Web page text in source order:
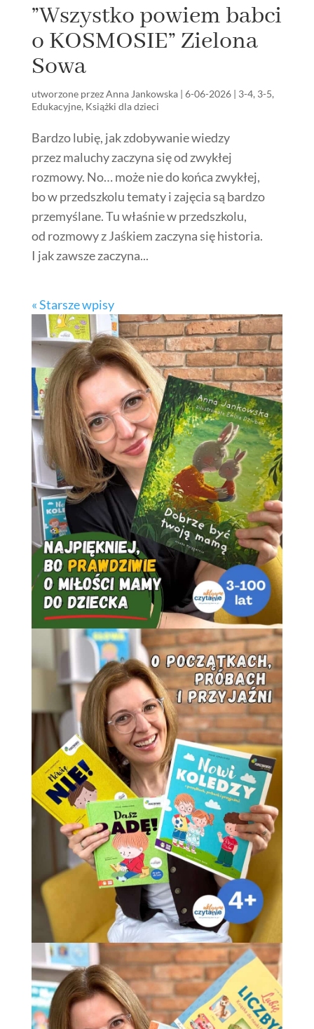
”Wszystko powiem babci
o KOSMOSIE” Zielona
Sowa
utworzone przezAnna Jankowska| 6-06-2026| 3-4, 3-5,
Edukacyjne, Książki dla dzieci
Bardzo lubię, jak zdobywanie wiedzy
przez maluchy zaczyna się od zwykłej
rozmowy. No… może nie do końca zwykłej,
bo w przedszkolu tematy i zajęcia są bardzo
przemyślane. Tu właśnie w przedszkolu,
od rozmowy z Jaśkiem zaczyna się historia.
I jak zawsze zaczyna...
« Starsze wpisy